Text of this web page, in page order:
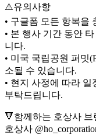
⚠️유의사항
• 구글폼 모든 항복을
• 본 행사 기간 동안
니다.
• 미국 국립공원 퍼밋
소될 수 있습니다.
• 현지 사정에 따라
부탁드립니다.
🔻함께하는 호상사 브
호상사